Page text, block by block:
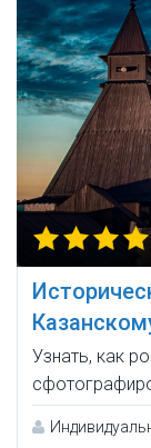
Узнать, как